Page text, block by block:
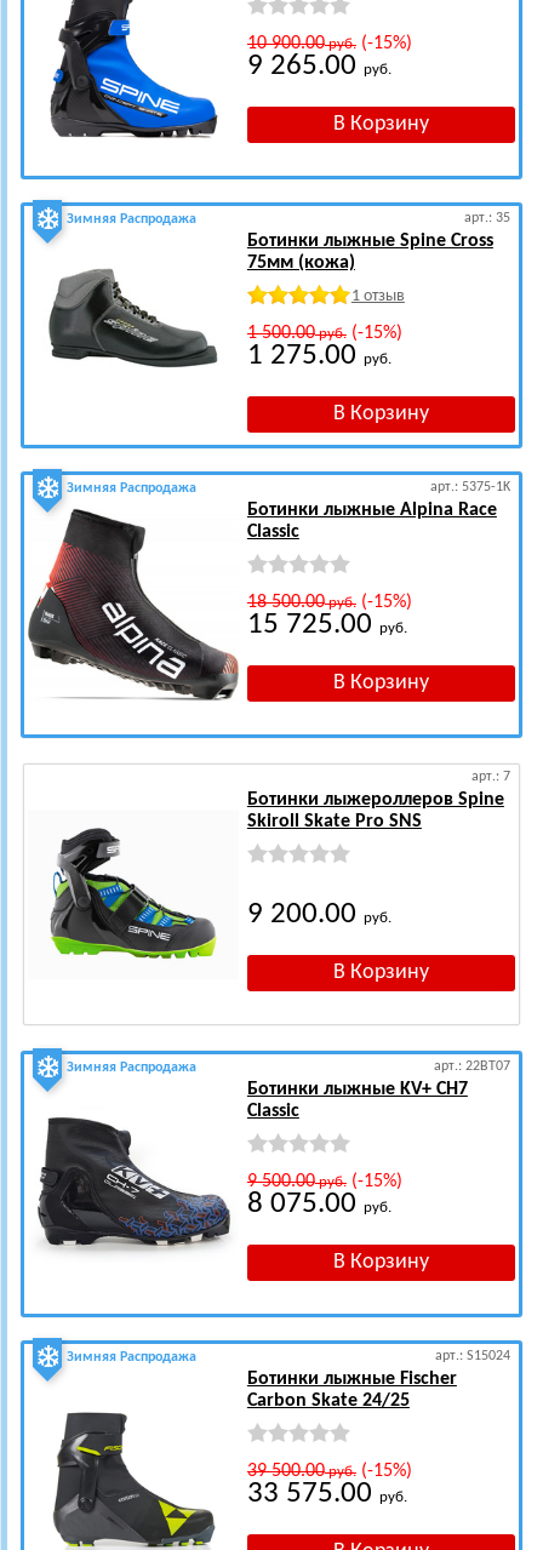
10 900.00руб.(-15%)
9 265.00 руб.
Зимняя Распродажа арт.: 35
Ботинки лыжные Spine Cross
75мм (кожа)
1 отзыв
1 500.00руб.(-15%)
1 275.00 руб.
Зимняя Распродажа арт.: 5375-1K
Ботинки лыжные Alpina Race
Classic
18 500.00руб.(-15%)
15 725.00 руб.
арт.: 7
Ботинки лыжероллеров Spine
Skiroll Skate Pro SNS
9 200.00 руб.
Зимняя Распродажа арт.: 22BT07
Ботинки лыжные KV+ CH7
Classic
9 500.00руб.(-15%)
8 075.00 руб.
Зимняя Распродажа арт.: S15024
Ботинки лыжные Fischer
Carbon Skate 24/25
39 500.00руб.(-15%)
33 575.00 руб.